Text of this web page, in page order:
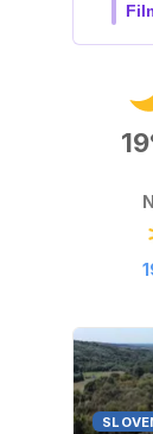
V